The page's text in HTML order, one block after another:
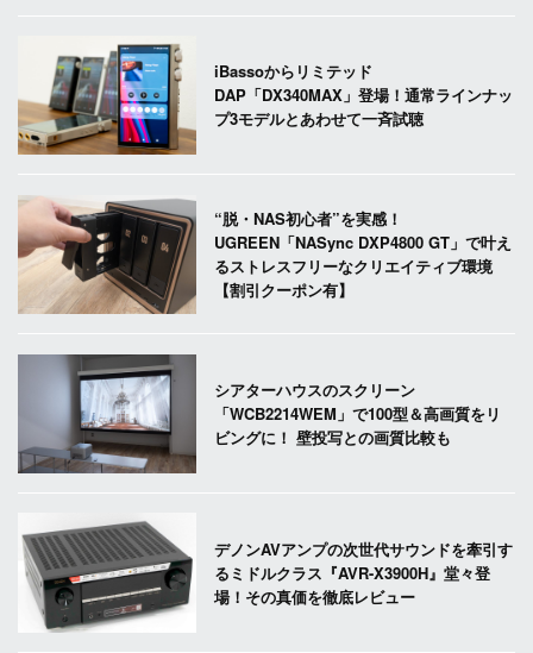
iBassoからリミテッド
DAP「DX340MAX」登場！通常ラインナッ
プ3モデルとあわせて一斉試聴
“脱・NAS初心者”を実感！
UGREEN「NASync DXP4800 GT」で叶え
るストレスフリーなクリエイティブ環境
【割引クーポン有】
シアターハウスのスクリーン
「WCB2214WEM」で100型＆高画質をリ
ビングに！ 壁投写との画質比較も
デノンAVアンプの次世代サウンドを牽引す
るミドルクラス『AVR-X3900H』堂々登
場！その真価を徹底レビュー